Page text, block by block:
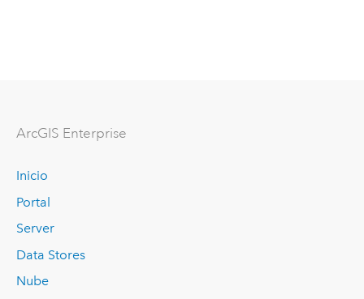
ArcGIS Enterprise
Inicio
Portal
Server
Data Stores
Nube